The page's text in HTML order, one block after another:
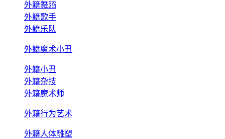
外籍舞蹈
外籍歌手
外籍乐队
外籍魔术小丑
外籍小丑
外籍杂技
外籍魔术师
外籍行为艺术
外籍人体雕塑